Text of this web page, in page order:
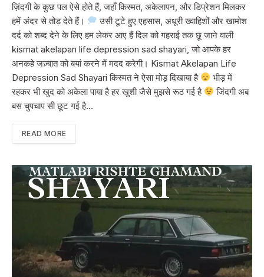
ज़िंदगी के कुछ पल ऐसे होते हैं, जहाँ किस्मत, अकेलापन, और डिप्रेशन मिलकर
हमें अंदर से तोड़ देते हैं।
उसी टूटे हुए एहसास, अधूरी ख्वाहिशों और खामोश
दर्द को शब्द देने के लिए हम लेकर आए हैं दिल को गहराई तक छू जाने वाली
kismat akelapan life depression sad shayari, जो आपके हर
अनकहे जज़्बात को बयां करने में मदद करेगी। Kismat Akelapan Life
Depression Sad Shayari किस्मत ने ऐसा मोड़ दिखाया है
भीड़ में
रहकर भी खुद को अकेला पाया है हर खुशी जैसे मुझसे रूठ गई है
जिंदगी अब
बस चुपचाप सी छूट गई है…
READ MORE